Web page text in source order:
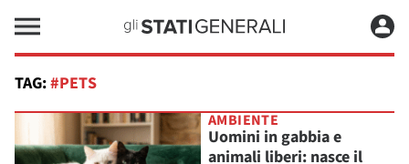
TAG:#PETS
AMBIENTE
Uomini in gabbia e
animali liberi: nasce il